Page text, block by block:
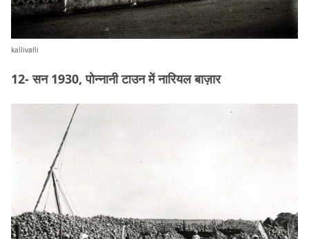
kallivalli
12- सन 1930, पोन्नानी टाउन में नारियल बाज़ार